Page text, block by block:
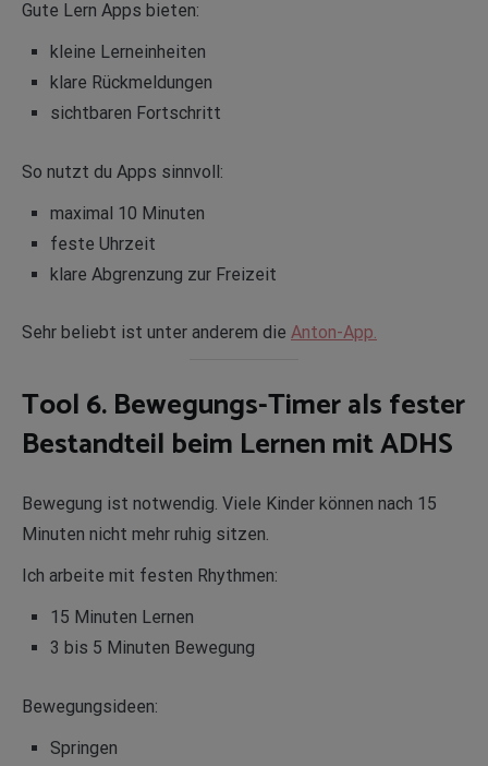
Gute Lern Apps bieten:
kleine Lerneinheiten
klare Rückmeldungen
sichtbaren Fortschritt
So nutzt du Apps sinnvoll:
maximal 10 Minuten
feste Uhrzeit
klare Abgrenzung zur Freizeit
Sehr beliebt ist unter anderem die Anton-App.
Tool 6. Bewegungs-Timer als fester
Bestandteil beim Lernen mit ADHS
Bewegung ist notwendig. Viele Kinder können nach 15
Minuten nicht mehr ruhig sitzen.
Ich arbeite mit festen Rhythmen:
15 Minuten Lernen
3 bis 5 Minuten Bewegung
Bewegungsideen:
Springen